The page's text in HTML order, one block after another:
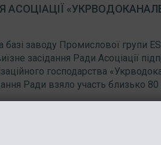
АСОЦІАЦІЇ
базі заводу Промислової групи
засідання Ради Асоціації
господарства
Ради взяло участь близько 80